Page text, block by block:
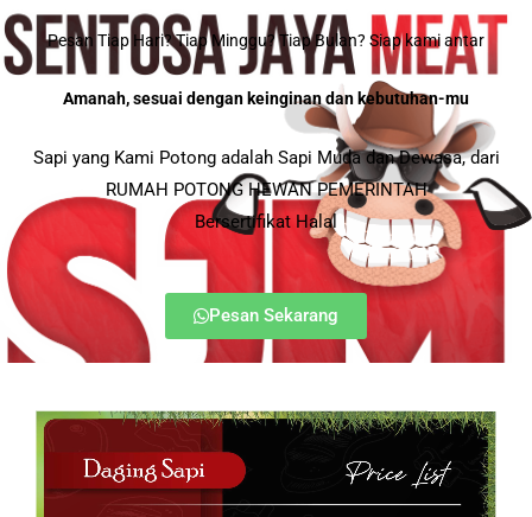
Pesan Tiap Hari? Tiap Minggu? Tiap Bulan? Siap kami antar
Amanah, sesuai dengan keinginan dan kebutuhan-mu
Sapi yang Kami Potong adalah Sapi Muda dan Dewasa, dari
RUMAH POTONG HEWAN PEMERINTAH
Bersertifikat Halal
Pesan Sekarang